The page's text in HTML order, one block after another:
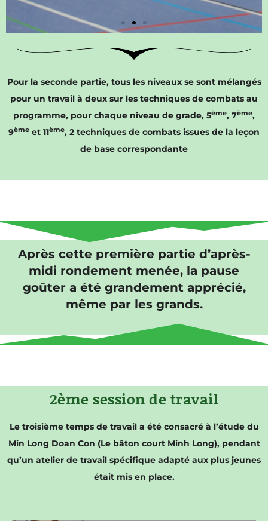
Atelier
Le travail du Minh Long
Nhap Mon Quyen
Afficher l'image
Pour la seconde partie, tous les niveaux se sont mélangés
pour un travail à deux sur les techniques de combats au
programme, pour chaque niveau de grade, 5ème, 7ème,
9ème et 11ème, 2 techniques de combats issues de la leçon
de base correspondante
Après cette première partie d’après-
midi rondement menée, la pause
goûter a été grandement apprécié,
même par les grands.
2ème session de travail
Le troisième temps de travail a été consacré à l’étude du
Min Long Doan Con (Le bâton court Minh Long), pendant
qu’un atelier de travail spécifique adapté aux plus jeunes
était mis en place.